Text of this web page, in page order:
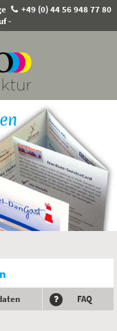
+49 (0) 44 56 948 77 80
-
FAQ